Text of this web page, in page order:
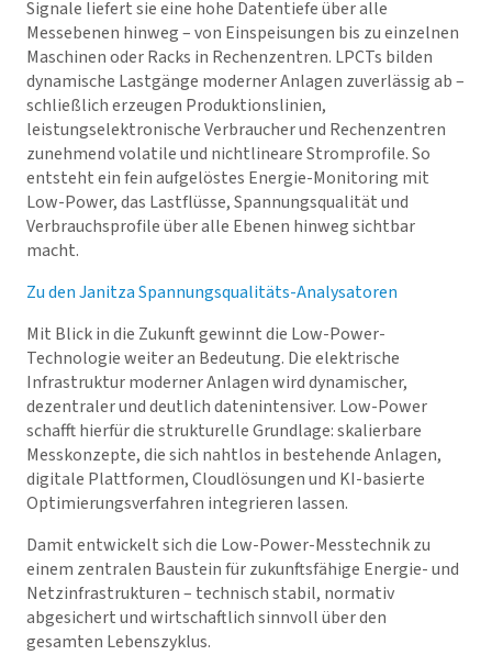
Signale liefert sie eine hohe Datentiefe über alle
Messebenen hinweg – von Einspeisungen bis zu einzelnen
Maschinen oder Racks in Rechenzentren. LPCTs bilden
dynamische Lastgänge moderner Anlagen zuverlässig ab –
schließlich erzeugen Produktionslinien,
leistungselektronische Verbraucher und Rechenzentren
zunehmend volatile und nichtlineare Stromprofile. So
entsteht ein fein aufgelöstes Energie-Monitoring mit
Low-Power, das Lastflüsse, Spannungsqualität und
Verbrauchsprofile über alle Ebenen hinweg sichtbar
macht.
Zu den Janitza Spannungsqualitäts-Analysatoren
Mit Blick in die Zukunft gewinnt die Low-Power-
Technologie weiter an Bedeutung. Die elektrische
Infrastruktur moderner Anlagen wird dynamischer,
dezentraler und deutlich datenintensiver. Low-Power
schafft hierfür die strukturelle Grundlage: skalierbare
Messkonzepte, die sich nahtlos in bestehende Anlagen,
digitale Plattformen, Cloudlösungen und KI-basierte
Optimierungsverfahren integrieren lassen.
Damit entwickelt sich die Low-Power-Messtechnik zu
einem zentralen Baustein für zukunftsfähige Energie- und
Netzinfrastrukturen – technisch stabil, normativ
abgesichert und wirtschaftlich sinnvoll über den
gesamten Lebenszyklus.